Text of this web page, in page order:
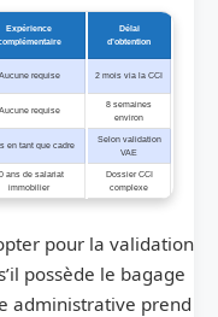
Expérience
Délai
d’obtention
Aucune requise 2 mois via la CCI
Aucune requise
8 semaines
environ
en tant que cadre
Selon validation
VAE
ans de salariat
immobilier
Dossier CCI
complexe
pour la validation
possède le bagage
administrative prend